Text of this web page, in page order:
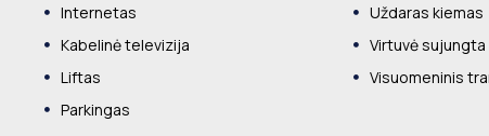
Internetas
Kabelinė televizija
Liftas
Parkingas
Uždaras kiemas
Virtuvė sujungta
Visuomeninis